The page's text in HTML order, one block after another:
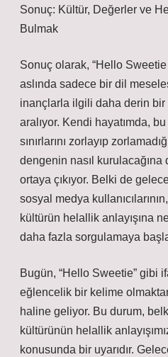
Sonuç: Kültür, Değerler ve
Bulmak
Sonuç olarak, “Hello
aslında sadece bir dil
inançlarla ilgili daha derin bir
aralıyor. Kendi hayatımda,
sınırlarını zorlayıp
dengenin nasıl
ortaya çıkıyor. Belki de
sosyal medya
kültürün helallik anlayışına
daha fazla sorgulamaya
Bugün, “Hello Sweetie” gibi
eğlencelik bir kelime
haline geliyor. Bu durum,
kültürünün helallik
konusunda bir uyarıdır.